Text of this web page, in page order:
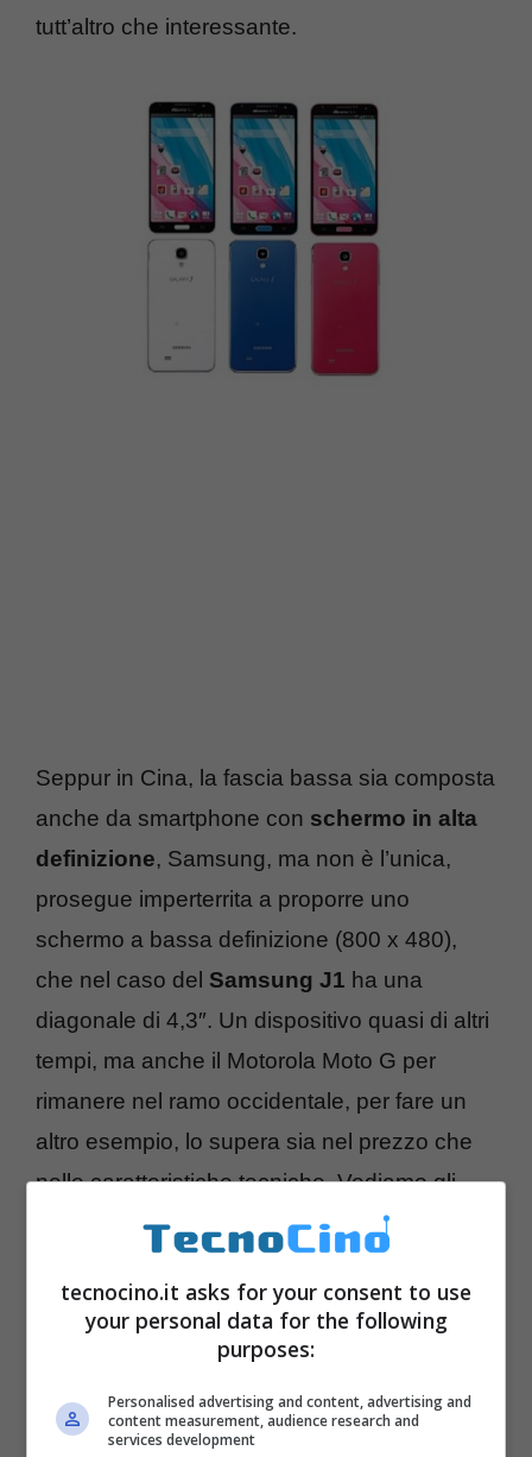
tutt’altro che interessante.
Seppur in Cina, la fascia bassa sia composta
anche da smartphone con schermo in alta
definizione, Samsung, ma non è l’unica,
prosegue imperterrita a proporre uno
schermo a bassa definizione (800 x 480),
che nel caso del Samsung J1 ha una
diagonale di 4,3″. Un dispositivo quasi di altri
tempi, ma anche il Motorola Moto G per
rimanere nel ramo occidentale, per fare un
altro esempio, lo supera sia nel prezzo che
nelle caratteristiche tecniche. Vediamo gli
altri componenti hardware: un
processore
RAM, 4 GB di memoria interna espandibile e
connettività LTE e il secondo slot per un’altra
manuale utente russo scoperto sul sito di un
tecnocino.it asks for your consent to use
your personal data for the following
purposes:
Personalised advertising and content, advertising and
content measurement, audience research and
services development